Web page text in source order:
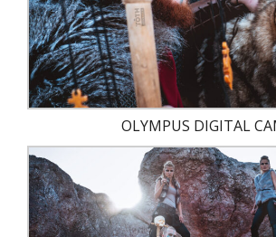
OLYMPUS DIGITAL